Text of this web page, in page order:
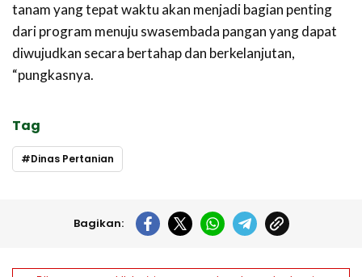
tanam yang tepat waktu akan menjadi bagian penting
dari program menuju swasembada pangan yang dapat
diwujudkan secara bertahap dan berkelanjutan,
“pungkasnya.
Tag
Dinas Pertanian
Bagikan: